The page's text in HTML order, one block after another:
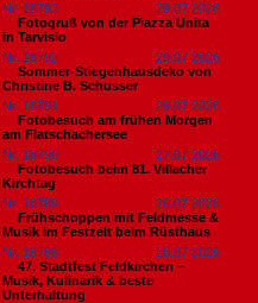
Nr. 18793
29.07.2026
Fotogruß von der Piazza Unita
in Tarvisio
Nr. 18792
29.07.2026
Sommer-Stiegenhausdeko von
Christine B. Schusser
Nr. 18791
29.07.2026
Fotobesuch am frühen Morgen
am Flatschachersee
Nr. 18790
27.07.2026
Fotobesuch beim 81. Villacher
Kirchtag
Nr. 18789
26.07.2026
Frühschoppen mit Feldmesse &
Musik im Festzelt beim Rüsthaus
Nr. 18788
26.07.2026
47. Stadtfest Feldkirchen –
Musik, Kulinarik & beste
Unterhaltung